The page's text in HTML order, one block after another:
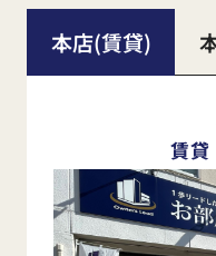
本店(賃貸)
賃貸